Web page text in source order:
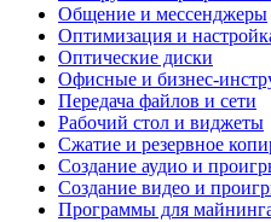
Общение и мессенджеры
Оптимизация и
Оптические диски
Офисные и бизнес-
Передача файлов и сети
Рабочий стол и виджеты
Сжатие и резервное
Создание аудио и
Создание видео и
Программы для